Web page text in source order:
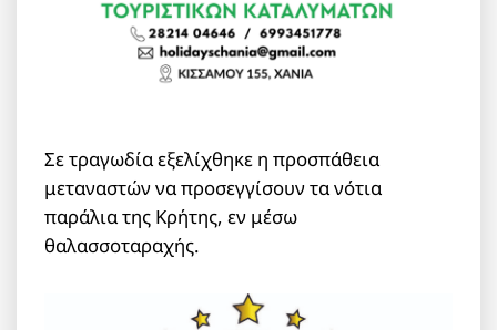
Σε τραγωδία εξελίχθηκε η προσπάθεια
μεταναστών να προσεγγίσουν τα νότια
παράλια της Κρήτης, εν μέσω
θαλασσοταραχής.